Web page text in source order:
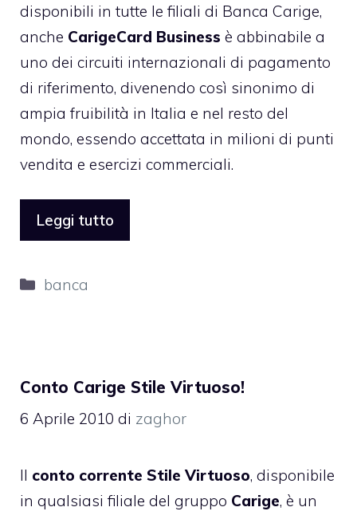
disponibili in tutte le filiali di Banca Carige,
anche CarigeCard Business è abbinabile a
uno dei circuiti internazionali di pagamento
di riferimento, divenendo così sinonimo di
ampia fruibilità in Italia e nel resto del
mondo, essendo accettata in milioni di punti
vendita e esercizi commerciali.
Leggi tutto
Categorie
banca
Conto Carige Stile Virtuoso!
6 Aprile 2010 di zaghor
Il conto corrente Stile Virtuoso, disponibile
in qualsiasi filiale del gruppo Carige, è un